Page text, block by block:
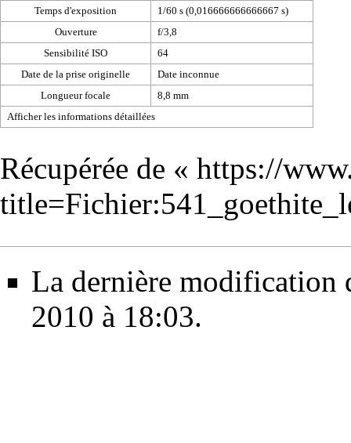
Temps d'exposition
1/60 s (0,016666666666667 s)
Ouverture
f/3,8
Sensibilité ISO
64
Date de la prise originelle
Date inconnue
Longueur focale
8,8 mm
Afficher les informations détaillées
Récupérée de « https://
La dernière modification
2010 à 18:03.